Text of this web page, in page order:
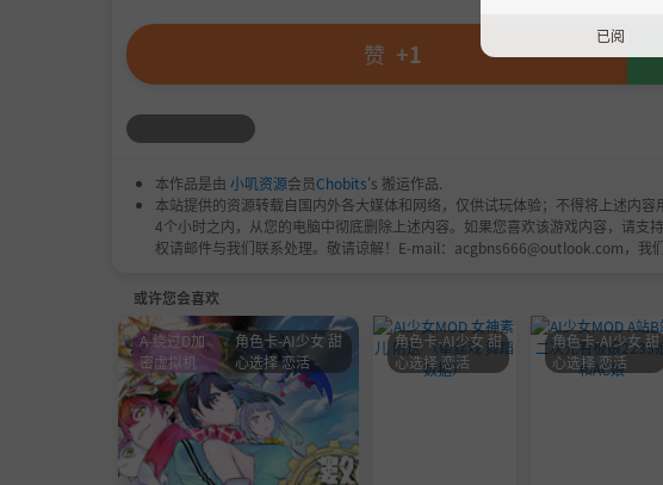
赞 +1
本作品是由 小叽资源会员Chobits's 搬运作品.
本站提供的资源转载自国内外各大媒体和网络，仅供试玩体验；不得将上述内
4个小时之内，从您的电脑中彻底删除上述内容。如果您喜欢该游戏内容，请
权请邮件与我们联系处理。敬请谅解！E-mail：acgbns666@outlook.com，我
或许您会喜欢
A-绕过D加
密虚拟机
角色卡-AI少女 甜
心选择 恋活
角色卡-AI少女 甜
心选择 恋活
角色卡-AI少女 甜
心选择 恋活
已阅